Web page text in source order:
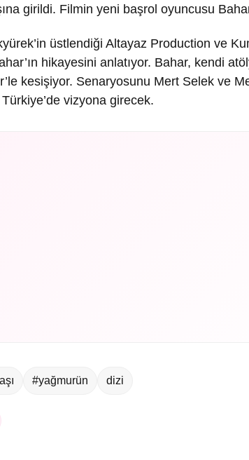
girildi. Filmin yeni başrol oyuncusu
üstlendiği Altayaz Production ve
hikayesini anlatıyor. Bahar, kendi
kesişiyor. Senaryosunu Mert Selek ve
vizyona girecek.
#yağmurün dizi